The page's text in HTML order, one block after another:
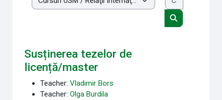
Categorii curs
Caută cursuri
Susținerea tezelor de
licență/master
Teacher:Vladimir Bors
Teacher:Olga Burdila